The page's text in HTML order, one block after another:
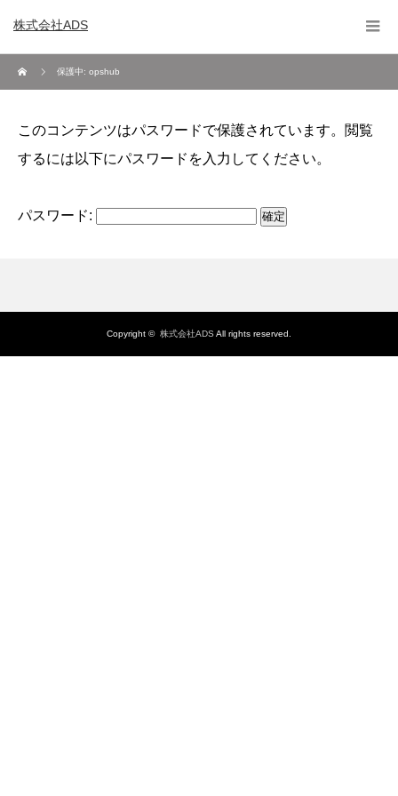
株式会社ADS
保護中: opshub
このコンテンツはパスワードで保護されています。閲覧
するには以下にパスワードを入力してください。
パスワード:
Copyright © 株式会社ADS All rights reserved.